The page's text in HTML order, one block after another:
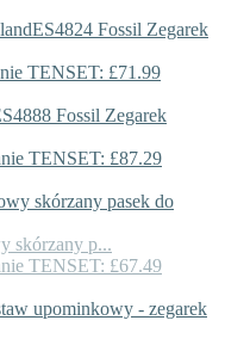
ES4824 Fossil Zegarek
TENSET: £71.99
Fossil Zegarek
TENSET: £87.29
skórzany p...
TENSET: £67.49